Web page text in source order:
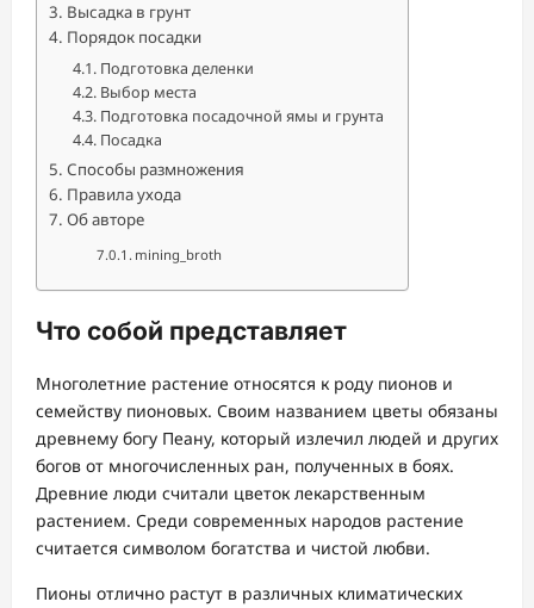
Высадка в грунт
Порядок посадки
Подготовка деленки
Выбор места
Подготовка посадочной ямы и грунта
Посадка
Способы размножения
Правила ухода
Об авторе
mining_broth
Что собой представляет
Многолетние растение относятся к роду пионов и
семейству пионовых. Своим названием цветы обязаны
древнему богу Пеану, который излечил людей и других
богов от многочисленных ран, полученных в боях.
Древние люди считали цветок лекарственным
растением. Среди современных народов растение
считается символом богатства и чистой любви.
Пионы отлично растут в различных климатических